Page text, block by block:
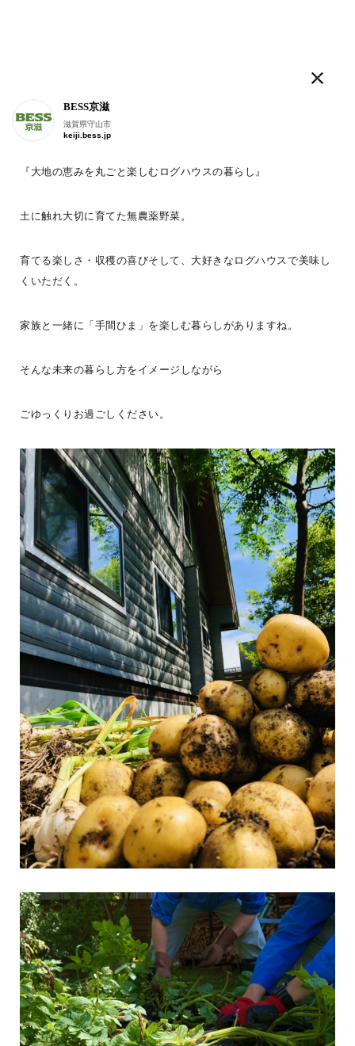
人気のタグ
LOGWAYだより BESSの家
茨城県つくば市
＼ BESSユーザー誕生！ ／またひと組BESSユーザーが誕生しまし
た！お引き渡しの際に、愛車と一緒に記念撮影。アウトドア好きな
ご夫婦が選ば
...続きを読む
WONDER DEVICE 未来は、ここ。BESSライフ
BESSつくば
LOGWAYだより
BESSの家 全国のBESS 木の家ライフ
シェア
2026年08月08日
BESS熊本
熊本県熊本市
kumamoto.bess.jp
こんにちは。
BESSに暮らす人、BESSではたらく人が
日常を楽しんでいる声や、新しい情報を、
BESS京滋
滋賀県守山市
keiji.bess.jp
『大地の恵みを丸ごと楽しむログハウスの暮らし』
土に触れ大切に育てた無農薬野菜。
育てる楽しさ・収穫の喜びそして、大好きなログハウスで美味し
くいただく。
家族と一緒に「手間ひま」を楽しむ暮らしがありますね。
そんな未来の暮らし方をイメージしながら
ごゆっくりお過ごしください。